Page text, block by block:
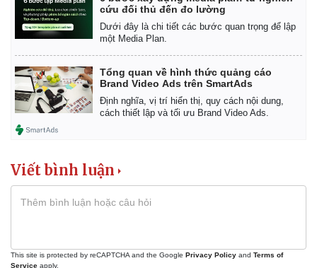
Bóng đá
Lịch thi đấu bóng đá
eSports
cứu đối thủ đến đo lường
Dưới đây là chi tiết các bước quan trọng để lập
một Media Plan.
Tổng quan về hình thức quảng cáo
Brand Video Ads trên SmartAds
Định nghĩa, vị trí hiển thị, quy cách nội dung,
cách thiết lập và tối ưu Brand Video Ads.
Viết bình luận
This site is protected by reCAPTCHA and the Google Privacy Policy and Terms of
Service apply.